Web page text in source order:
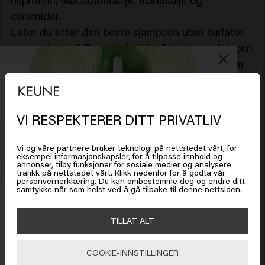
ceramider.
Leter du etter den beste sjampoen uten sulfater
og parabener? Da er det viktig å vurdere hårtypen
din og hvordan ingrediensene fungerer. Det som
bra for fint eller fett hår.
Under graviditet endres ofte hår- og
hodebunnstilstanden på grunn av hormonelle
svingninger. Noen merker at håret blir tørrere, mer
Derfor velger mange gravide skånsomme
hårpleieprodukter med milde rensemidler og
nærende ingredienser. Tenk på en sjampo uten
Det ser ut som om du er iUnited
States of America
Klikk på Gå eller velg plasseringen din nedenfor
VI RESPEKTERER DITT PRIVATLIV
Vi og våre partnere bruker teknologi på nettstedet vårt, for
eksempel informasjonskapsler, for å tilpasse innhold og
annonser, tilby funksjoner for sosiale medier og analysere
trafikk på nettstedet vårt. Klikk nedenfor for å godta vår
personvernerklæring. Du kan ombestemme deg og endre ditt
samtykke når som helst ved å gå tilbake til denne nettsiden.
TILLAT ALT
COOKIE-INNSTILLINGER
Få 20 % rabatt
Meld deg på nyhetsbrevet og få rabatt når du handler for
450 kr eller mer. Enjoy!